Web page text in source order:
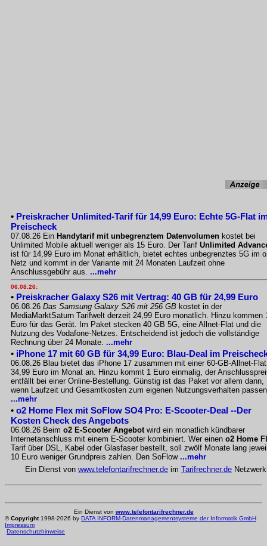
• Preiskracher Unlimited-Tarif für 14,99 Euro: Echte 5G-Flat
Preischeck
07.08.26 Ein Handytarif mit unbegrenztem Datenvolumen kostet bei
Unlimited Mobile aktuell weniger als 15 Euro. Der Tarif Unlimited
ist für 14,99 Euro im Monat erhältlich, bietet echtes unbegrenztes 5G im
Netz und kommt in der Variante mit 24 Monaten Laufzeit ohne
Anschlussgebühr aus. ...mehr
06.08.26:
• Preiskracher Galaxy S26 mit Vertrag: 40 GB für 24,99 Euro
06.08.26 Das Samsung Galaxy S26 mit 256 GB kostet in der
MediaMarktSaturn Tarifwelt derzeit 24,99 Euro monatlich. Hinzu kommen
Euro für das Gerät. Im Paket stecken 40 GB 5G, eine Allnet-Flat und die
Nutzung des Vodafone-Netzes. Entscheidend ist jedoch die vollständige
Rechnung über 24 Monate. ...mehr
• iPhone 17 mit 60 GB für 34,99 Euro: Blau-Deal im
06.08.26 Blau bietet das iPhone 17 zusammen mit einer 60-GB-Allnet-
34,99 Euro im Monat an. Hinzu kommt 1 Euro einmalig, der
entfällt bei einer Online-Bestellung. Günstig ist das Paket vor allem dann,
wenn Laufzeit und Gesamtkosten zum eigenen Nutzungsverhalten
...mehr
• o2 Home Flex mit SoFlow SO4 Pro: E-Scooter-Deal --Der
Kosten Check des Angebots
06.08.26 Beim o2 E-Scooter Angebotwird ein monatlich kündbarer
Internetanschluss mit einem E-Scooter kombiniert. Wer einen o2 Home
Tarif über DSL, Kabel oder Glasfaser bestellt, soll zwölf Monate lang
10 Euro weniger Grundpreis zahlen. Den SoFlow ...mehr
Ein Dienst von www.telefontarifrechner.de im Tarifrechner.de Netzwerk
Ein Dienst von www.telefontarifrechner.de
©Copyright1998-2026 by DATA INFORM-Datenmanagementsysteme der Informatik GmbH
Impressum
Datenschutzhinweise